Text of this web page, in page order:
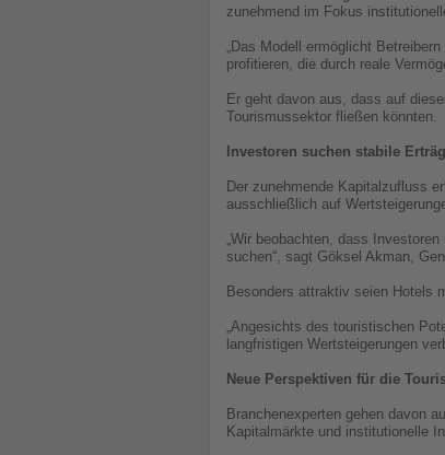
zunehmend im Fokus
„Das Modell ermöglicht
profitieren, die durch reale
Er geht davon aus, dass auf
Tourismussektor fließen könnten.
Investoren suchen stabile
Der zunehmende Kapitalzufluss
ausschließlich auf
„Wir beobachten, dass
suchen“, sagt Göksel Akman,
Besonders attraktiv seien Hotels
„Angesichts des touristischen
langfristigen Wertsteigerungen
Neue Perspektiven für die
Branchenexperten gehen davon
Kapitalmärkte und institutionelle